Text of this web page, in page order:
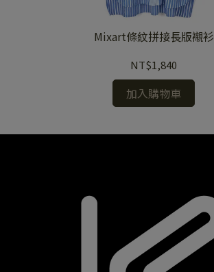
Mixart條紋拼接長版襯衫
NT$1,840
加入購物車